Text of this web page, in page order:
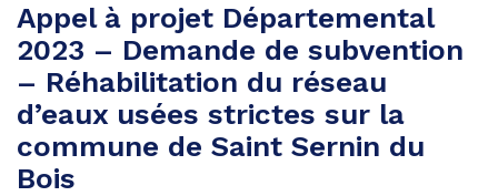
Appel à projet Départemental
2023 – Demande de subvention
– Réhabilitation du réseau
d’eaux usées strictes sur la
commune de Saint Sernin du
Bois